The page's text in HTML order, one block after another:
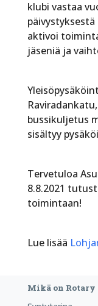
klubi vastaa
aktivoi
jäseniä ja
bussikuljetus
sisältyy
Tervetuloa
8.8.2021
toimintaan!
Lue lisää
Mikä on Rotary